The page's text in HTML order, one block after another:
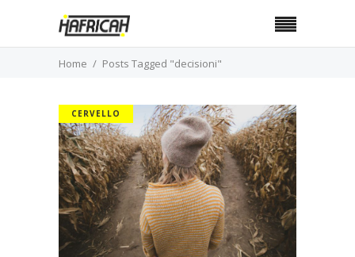
Home Posts Tagged "decisioni"
CERVELLO